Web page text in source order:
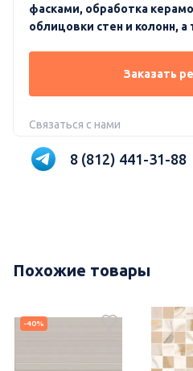
фасками, обработка
облицовки стен и колонн,
Заказать
Связаться с нами
8 (812) 441-31-88
Похожие товары
-40%